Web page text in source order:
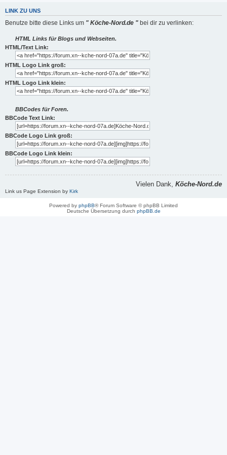
LINK ZU UNS
Benutze bitte diese Links um " Köche-Nord.de " bei dir zu verlinken:
HTML Links für Blogs und Webseiten.
HTML/Text Link:
HTML Logo Link groß:
HTML Logo Link klein:
BBCodes für Foren.
BBCode Text Link:
BBCode Logo Link groß:
BBCode Logo Link klein:
Vielen Dank, Köche-Nord.de
Link us Page Extension by Kirk
Powered by phpBB® Forum Software © phpBB Limited
Deutsche Übersetzung durch phpBB.de